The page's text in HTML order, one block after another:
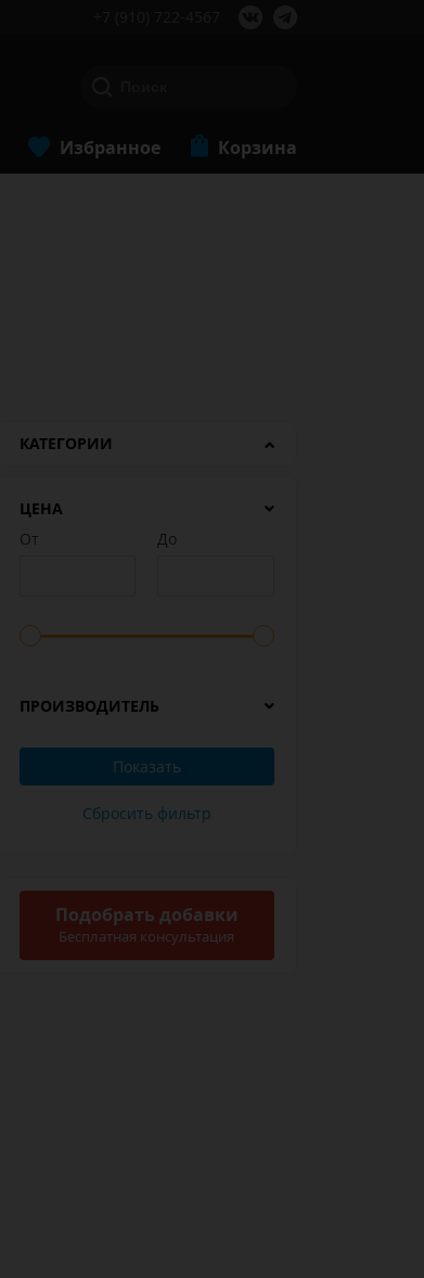
Избранное Корзина
КАТЕГОРИИ
ЦЕНА
От
До
ПРОИЗВОДИТЕЛЬ
Подобрать добавки
Бесплатная консультация